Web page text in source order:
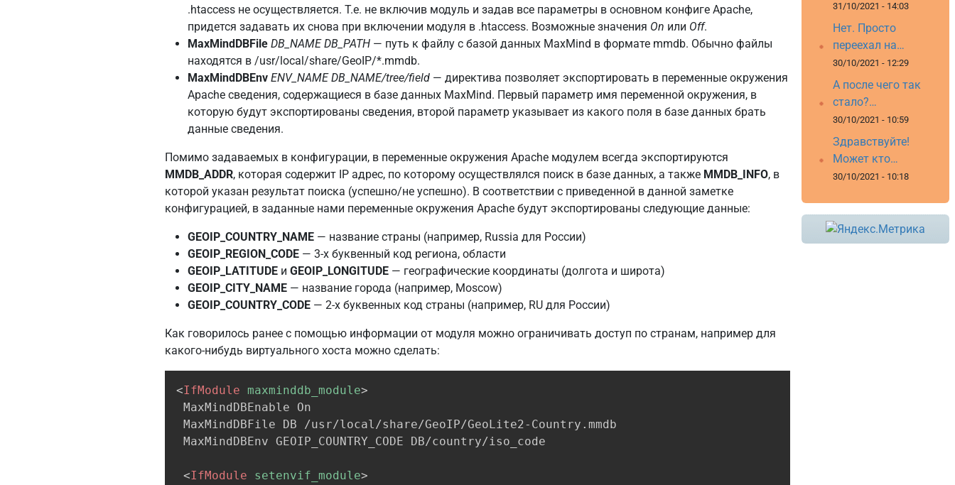
.htaccess не осуществляется. Т.е. не включив модуль и задав все параметры в основном конфиге Apache,
придется задавать их снова при включении модуля в .htaccess. Возможные значения On или Off.
MaxMindDBFile DB_NAME DB_PATH — путь к файлу с базой данных MaxMind в формате mmdb. Обычно файлы
находятся в /usr/local/share/GeoIP/*.mmdb.
MaxMindDBEnv ENV_NAME DB_NAME/tree/field — директива позволяет экспортировать в переменные окружения
Apache сведения, содержащиеся в базе данных MaxMind. Первый параметр имя переменной окружения, в
которую будут экспортированы сведения, второй параметр указывает из какого поля в базе данных брать
данные сведения.
Помимо задаваемых в конфигурации, в переменные окружения Apache модулем всегда экспортируются
MMDB_ADDR, которая содержит IP адрес, по которому осуществлялся поиск в базе данных, а также MMDB_INFO, в
которой указан результат поиска (успешно/не успешно). В соответствии с приведенной в данной заметке
конфигурацией, в заданные нами переменные окружения Apache будут экспортированы следующие данные:
GEOIP_COUNTRY_NAME — название страны (например, Russia для России)
GEOIP_REGION_CODE — 3-х буквенный код региона, области
GEOIP_LATITUDE и GEOIP_LONGITUDE — географические координаты (долгота и широта)
GEOIP_CITY_NAME — название города (например, Moscow)
GEOIP_COUNTRY_CODE — 2-х буквенных код страны (например, RU для России)
Как говорилось ранее с помощью информации от модуля можно ограничивать доступ по странам, например для
какого-нибудь виртуального хоста можно сделать:
<IfModule maxminddb_module>
MaxMindDBEnable On
MaxMindDBFile DB /usr/local/share/GeoIP/GeoLite2-Country.mmdb
MaxMindDBEnv GEOIP_COUNTRY_CODE DB/country/iso_code
<IfModule setenvif_module>
31/10/2021 - 14:03
Нет. Просто
переехал на…
30/10/2021 - 12:29
А после чего так
стало?…
30/10/2021 - 10:59
Здравствуйте!
Может кто…
30/10/2021 - 10:18